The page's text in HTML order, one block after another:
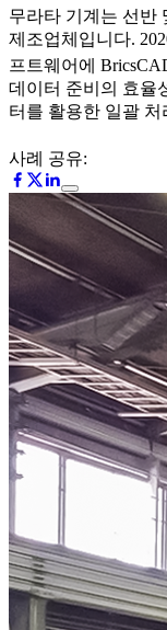
무라타 기계는 선반
제조업체입니다.
프트웨어에
데이터 준비의 효율
터를 활용한 일괄
사례 공유: